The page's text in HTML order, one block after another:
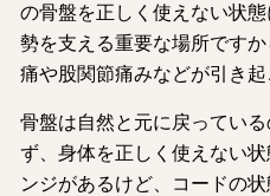
の骨盤を正しく使えない状
勢を支える重要な場所です
痛や股関節痛みなどが引き起
骨盤は自然と元に戻ってい
ず、身体を正しく使えない
ンジがあるけど、コードの